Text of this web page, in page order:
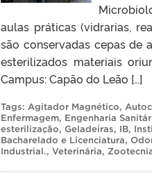
aulas práticas (vidrarias,
são conservadas cepas de
esterilizados materiais
Campus: Capão do Leão […]
Tags: Agitador Magnético,
Enfermagem, Engenharia
esterilização, Geladeiras, IB,
Bacharelado e Licenciatura,
Industrial., Veterinária,